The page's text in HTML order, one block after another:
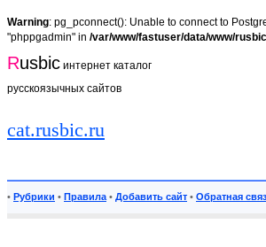
Warning: pg_pconnect(): Unable to connect to
"phppgadmin" in /var/www/fastuser/data/www/
Rusbic интернет каталог
русскоязычных сайтов
cat.rusbic.ru
• Рубрики • Правила • Добавить сайт • Обратная